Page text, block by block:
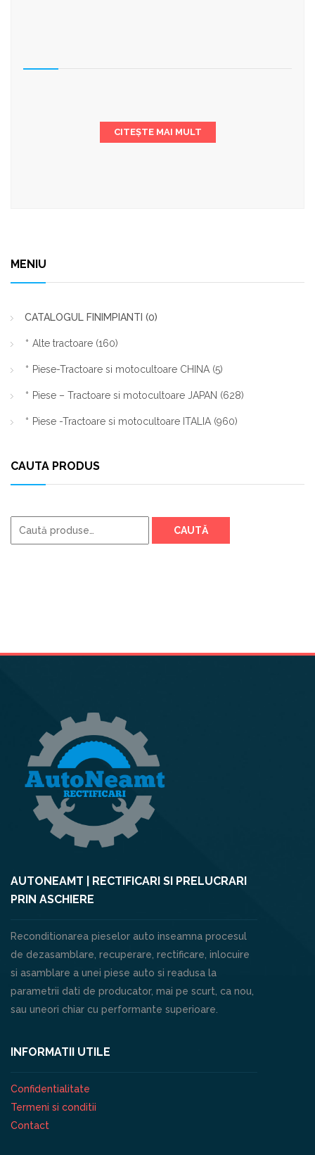
CITEȘTE MAI MULT
MENIU
CATALOGUL FINIMPIANTI (0)
Alte tractoare (160)
Piese-Tractoare si motocultoare CHINA (5)
Piese – Tractoare si motocultoare JAPAN (628)
Piese -Tractoare si motocultoare ITALIA (960)
CAUTA PRODUS
Caută
după:
CAUTĂ
AUTONEAMT | RECTIFICARI SI PRELUCRARI
PRIN ASCHIERE
Reconditionarea pieselor auto inseamna procesul
de dezasamblare, recuperare, rectificare, inlocuire
si asamblare a unei piese auto si readusa la
parametrii dati de producator, mai pe scurt, ca nou,
sau uneori chiar cu performante superioare.
INFORMATII UTILE
Confidentialitate
Termeni si conditii
Contact